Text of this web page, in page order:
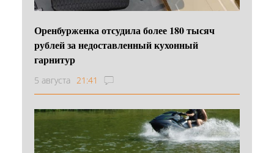
Оренбурженка отсудила более 180 тысяч
рублей за недоставленный кухонный
гарнитур
5 августа 21:41